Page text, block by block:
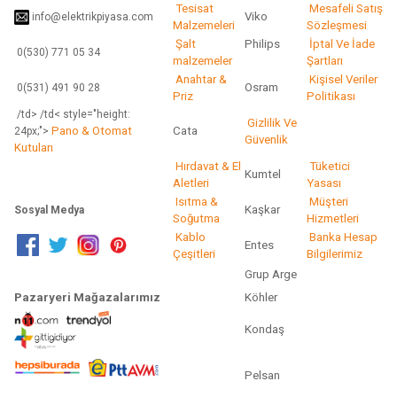
info@elektrikpiyasa.com
Tesisat
Malzemeleri
Viko
Mesafeli Satış
Sözleşmesi
0(530) 771 05 34
Şalt
malzemeler
Philips
İptal Ve İade
Şartları
0(531) 491 90 28
Anahtar &
Priz
Osram
Kişisel Veriler
Politikası
/td> /td< style="height:
24px;"> Pano & Otomat
Kutuları
Cata
Gizlilik Ve
Güvenlik
Hırdavat & El
Aletleri
Kumtel
Tüketici
Yasası
Sosyal Medya
Isıtma &
Soğutma
Kaşkar
Müşteri
Hizmetleri
Kablo
Çeşitleri
Entes
Banka Hesap
Bilgilerimiz
Grup Arge
Pazaryeri Mağazalarımız
Köhler
Kondaş
Pelsan